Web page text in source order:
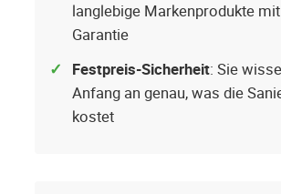
langlebige Markenprodukte
Garantie
Festpreis-Sicherheit: Sie
Anfang an genau, was die
kostet